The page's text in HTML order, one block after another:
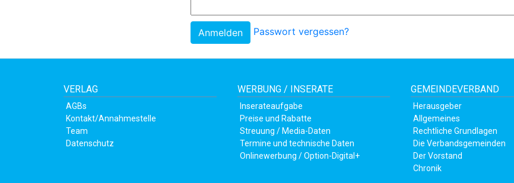
Passwort vergessen?
VERLAG
AGBs
Kontakt/Annahmestelle
Team
Datenschutz
WERBUNG / INSERATE
Inserateaufgabe
Preise und Rabatte
Streuung / Media-Daten
Termine und technische Daten
Onlinewerbung / Option-Digital+
GEMEINDEVERBAND
Herausgeber
Allgemeines
Rechtliche Grundlagen
Die Verbandsgemeinden
Der Vorstand
Chronik